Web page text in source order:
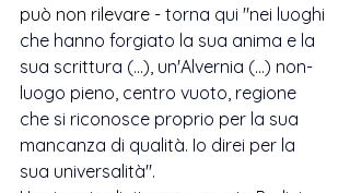
può non rilevare - torna qui "nei luoghi
che hanno forgiato la sua anima e la
sua scrittura (...), un'Alvernia (...) non-
luogo pieno, centro vuoto, regione
che si riconosce proprio per la sua
mancanza di qualità. Io direi per la
sua universalità".